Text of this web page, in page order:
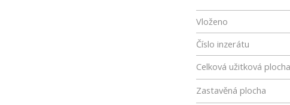
Vloženo
Číslo inzerátu
Celková užitková plocha
Zastavěná plocha